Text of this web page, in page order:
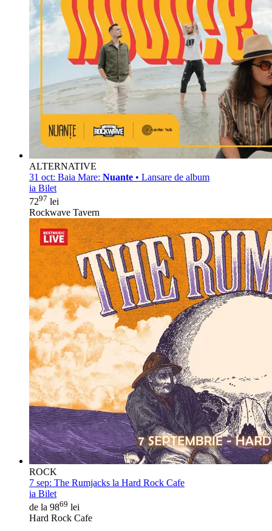
ALTERNATIVE
31 oct: Baia Mare: Nuante • Lansare de album
ia Bilet
7297 lei
Rockwave Tavern
ROCK
7 sep: The Rumjacks la Hard Rock Cafe
ia Bilet
de la 9869 lei
Hard Rock Cafe